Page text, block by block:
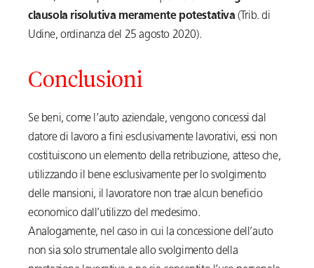
clausola risolutiva meramente potestativa (Trib. di
Udine, ordinanza del 25 agosto 2020).
Conclusioni
Se beni, come l’auto aziendale, vengono concessi dal
datore di lavoro a fini esclusivamente lavorativi, essi non
costituiscono un elemento della retribuzione, atteso che,
utilizzando il bene esclusivamente per lo svolgimento
delle mansioni, il lavoratore non trae alcun beneficio
economico dall’utilizzo del medesimo.
Analogamente, nel caso in cui la concessione dell’auto
non sia solo strumentale allo svolgimento della